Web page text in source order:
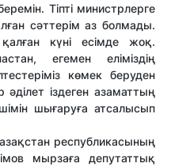
Тіпті министрлерге
сәттерім аз болмады.
күні есімде жоқ.
егемен еліміздің
көмек беруден
іздеген азаматтың
шығаруға атсалысып
республикасының
мырзаға депутаттық